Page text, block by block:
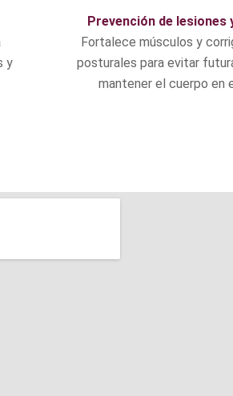
y
Prevención de lesiones
Fortalece músculos y
posturales para evitar
mantener el cuerpo en